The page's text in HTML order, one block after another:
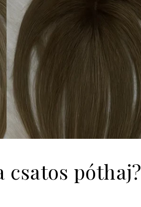
póthaj?